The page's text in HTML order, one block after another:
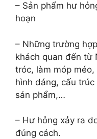
– Sản phẩm hư
hoạn
– Những trường
khách quan đến từ
tróc, làm móp
hình dáng, cấu
sản phẩm,…
– Hư hỏng xảy ra
đúng cách.